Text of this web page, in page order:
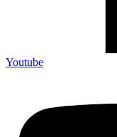
Youtube